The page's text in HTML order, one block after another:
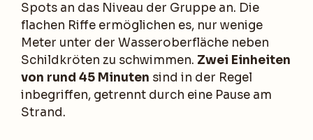
Spots an das Niveau der Gruppe an. Die
flachen Riffe ermöglichen es, nur wenige
Meter unter der Wasseroberfläche neben
Schildkröten zu schwimmen. Zwei Einheiten
von rund 45 Minuten sind in der Regel
inbegriffen, getrennt durch eine Pause am
Strand.